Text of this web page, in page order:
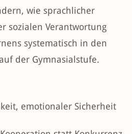
wie sprachlicher
sozialen Verantwortung
systematisch in den
der Gymnasialstufe.
emotionaler Sicherheit